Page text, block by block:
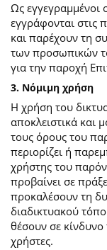
Ως εγγεγραμμένοι
εγγράφονται στις
και παρέχουν τη
των προσωπικών
για την παροχή
3. Νόμιμη χρήση
Η χρήση του
αποκλειστικά και
τους όρους του
περιορίζει ή
χρήστης του
προβαίνει σε
προκαλέσουν τη
διαδικτυακού
θέσουν σε
χρήστες.